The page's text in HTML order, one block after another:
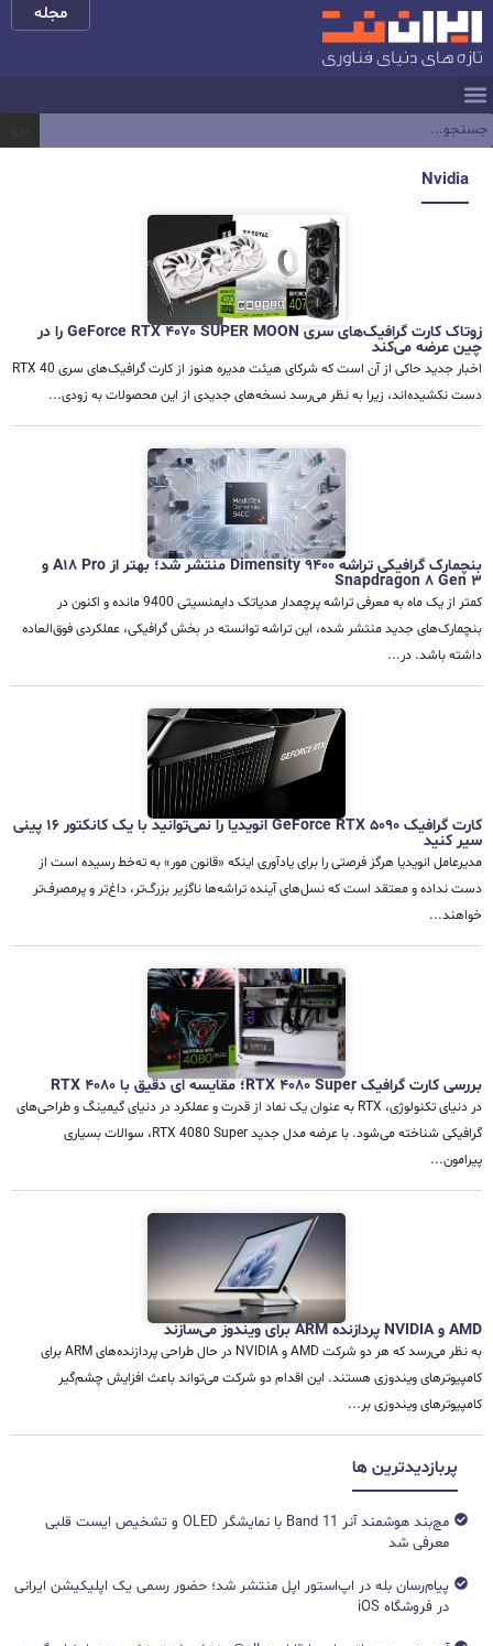
مجله
Nvidia
زوتاک کارت گرافیک‌های سری GeForce RTX 4070 SUPER MOON را در
چین عرضه می‌کند
اخبار جدید حاکی از آن است که شرکای هیئت مدیره هنوز از کارت گرافیک‌های سری RTX 40
دست نکشیده‌اند، زیرا به نظر می‌رسد نسخه‌های جدیدی از این محصولات به زودی...
بنچمارک گرافیکی تراشه Dimensity 9400 منتشر شد؛ بهتر از A18 Pro و
Snapdragon 8 Gen 3
کمتر از یک ماه به معرفی تراشه پرچمدار مدیاتک دایمنسیتی 9400 مانده و اکنون در
بنچمارک‌های جدید منتشر شده، این تراشه توانسته در بخش گرافیکی، عملکردی فوق‌العاده
داشته باشد. در...
کارت گرافیک GeForce RTX 5090 انویدیا را نمی‌توانید با یک کانکتور 16 پینی
سیر کنید
مدیرعامل انویدیا هرگز فرصتی را برای یادآوری اینکه «قانون مور» به ته‌خط رسیده است از
دست نداده و معتقد است که نسل‌های آینده تراشه‌ها ناگزیر بزرگ‌تر، داغ‌تر و پرمصرف‌تر
خواهند...
بررسی کارت گرافیک RTX 4080 Super؛ مقایسه ای دقیق با RTX 4080
در دنیای تکنولوژی، RTX به عنوان یک نماد از قدرت و عملکرد در دنیای گیمینگ و طراحی‌های
گرافیکی شناخته می‌شود. با عرضه مدل جدید RTX 4080 Super، سوالات بسیاری
پیرامون...
AMD و NVIDIA پردازنده ARM برای ویندوز می‌سازند
به نظر می‌رسد که هر دو شرکت AMD و NVIDIA در حال طراحی پردازنده‌های ARM برای
کامپیوترهای ویندوزی هستند. این اقدام دو شرکت می‌تواند باعث افزایش چشم‌گیر
کامپیوترهای ویندوزی بر...
پربازدیدترین ها
مچ‌بند هوشمند آنر Band 11 با نمایشگر OLED و تشخیص ایست قلبی
معرفی شد
پیام‌رسان بله در اپ‌استور اپل منتشر شد؛ حضور رسمی یک اپلیکیشن ایرانی
در فروشگاه iOS